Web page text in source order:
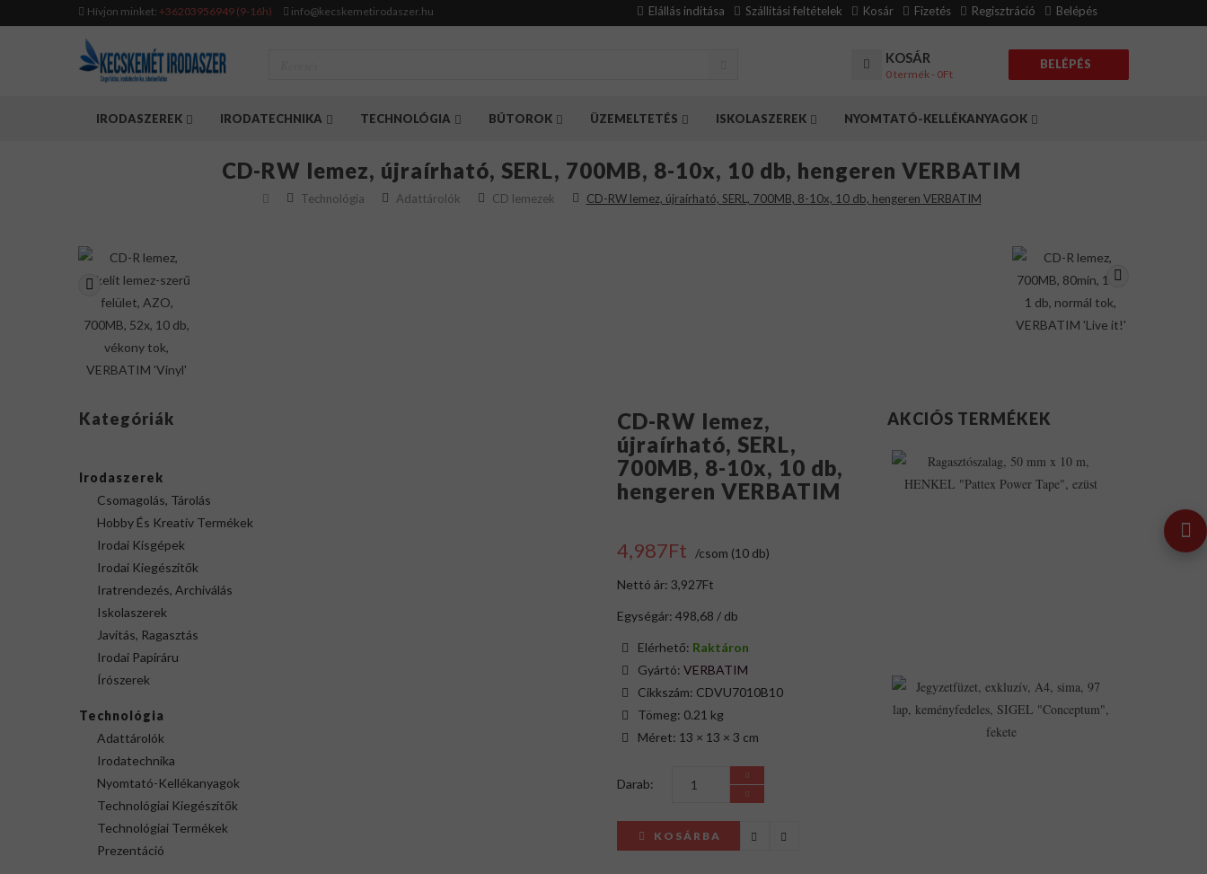
Hívjon minket: +36203956949 (9-16h) info@kecskemetirodaszer.hu Elállás indítása Szállítási feltételek Kosár Fizetés Regisztráció Belépés
KOSÁR
0 termék - 0Ft
BELÉPÉS
IRODASZEREK IRODATECHNIKA TECHNOLÓGIA BÚTOROK ÜZEMELTETÉS ISKOLASZEREK NYOMTATÓ-KELLÉKANYAGOK
CD-RW lemez, újraírható, SERL, 700MB, 8-10x, 10 db, hengeren VERBATIM
Technológia Adattárolók CD lemezek CD-RW lemez, újraírható, SERL, 700MB, 8-10x, 10 db, hengeren VERBATIM
Kategóriák
Irodaszerek
Csomagolás, Tárolás
Hobby És Kreatív Termékek
Irodai Kisgépek
Irodai Kiegészítők
Iratrendezés, Archiválás
Iskolaszerek
Javítás, Ragasztás
Irodai Papíráru
Írószerek
Technológia
Adattárolók
Irodatechnika
Nyomtató-Kellékanyagok
Technológiai Kiegészítők
Technológiai Termékek
Prezentáció
CD-RW lemez,
újraírható, SERL,
700MB, 8-10x, 10 db,
hengeren VERBATIM
4,987Ft /csom (10 db)
Nettó ár: 3,927Ft
Egységár: 498,68 / db
Elérhető: Raktáron
Gyártó: VERBATIM
Cikkszám: CDVU7010B10
Tömeg: 0.21 kg
Méret: 13 × 13 × 3 cm
Darab:
KOSÁRBA
AKCIÓS TERMÉKEK
HENKEL